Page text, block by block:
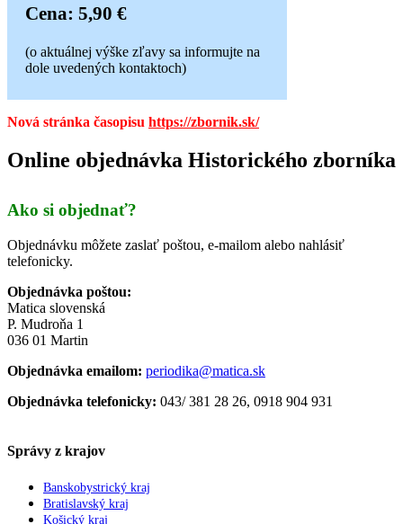
Cena: 5,90 €
(o aktuálnej výške zľavy sa informujte na
dole uvedených kontaktoch)
Nová stránka časopisu https://zbornik.sk/
Online objednávka Historického zborníka
Ako si objednať?
Objednávku môžete zaslať poštou, e-mailom alebo nahlásiť
telefonicky.
Objednávka poštou:
Matica slovenská
P. Mudroňa 1
036 01 Martin
Objednávka emailom: periodika@matica.sk
Objednávka telefonicky: 043/ 381 28 26, 0918 904 931
Správy z krajov
Banskobystrický kraj
Bratislavský kraj
Košický kraj